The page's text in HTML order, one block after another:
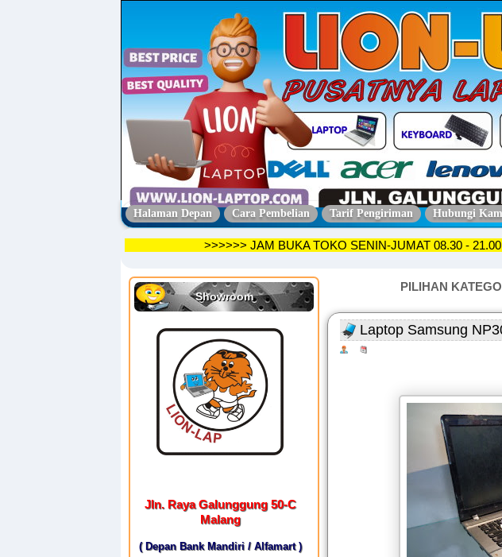
Halaman Depan Cara Pembelian Tarif Pengiriman Hubungi
>>>>>> JAM BUKA TOKO SENIN-JUMAT
Showroom
Jln. Raya Galunggung 50-C
Malang
( Depan Bank Mandiri / Alfamart )
PILIHAN
Laptop Samsung